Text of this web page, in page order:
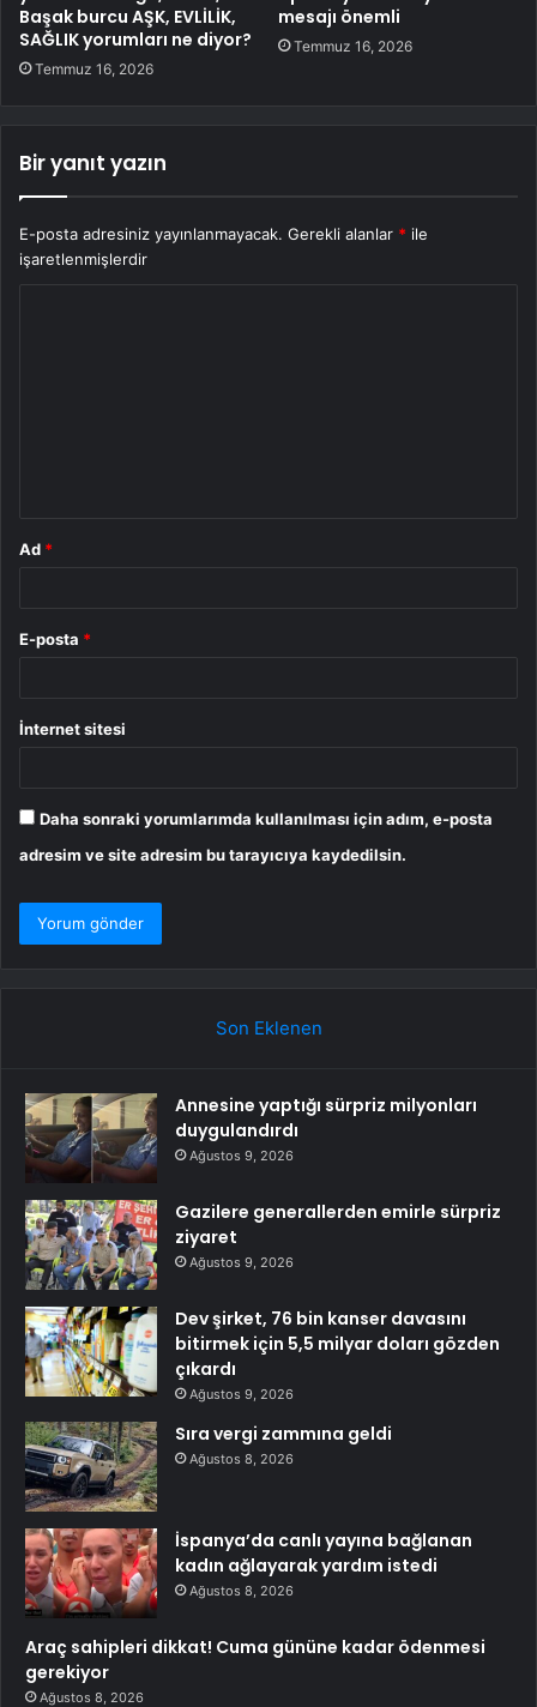
Başak burcu AŞK, EVLİLİK,
SAĞLIK yorumları ne diyor?
Temmuz 16, 2026
mesajı önemli
Temmuz 16, 2026
Bir yanıt yazın
E-posta adresiniz yayınlanmayacak. Gerekli alanlar * ile
işaretlenmişlerdir
Ad *
E-posta *
İnternet sitesi
Daha sonraki yorumlarımda kullanılması için adım, e-posta
adresim ve site adresim bu tarayıcıya kaydedilsin.
Son Eklenen
Annesine yaptığı sürpriz milyonları
duygulandırdı
Ağustos 9, 2026
Gazilere generallerden emirle sürpriz
ziyaret
Ağustos 9, 2026
Dev şirket, 76 bin kanser davasını
bitirmek için 5,5 milyar doları gözden
çıkardı
Ağustos 9, 2026
Sıra vergi zammına geldi
Ağustos 8, 2026
İspanya’da canlı yayına bağlanan
kadın ağlayarak yardım istedi
Ağustos 8, 2026
Araç sahipleri dikkat! Cuma gününe kadar ödenmesi
gerekiyor
Ağustos 8, 2026